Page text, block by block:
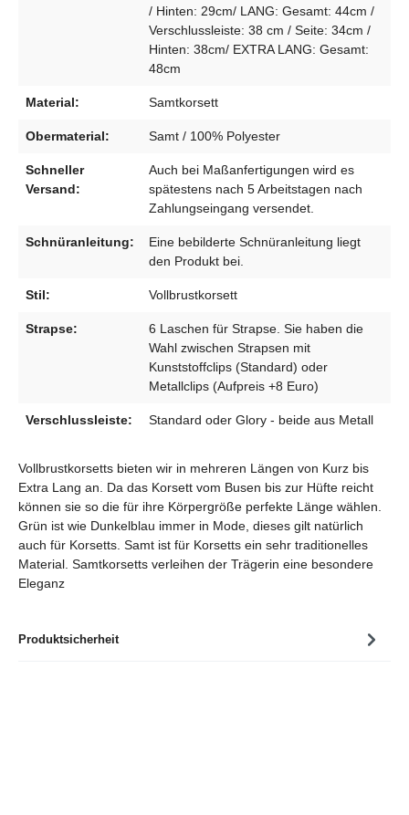
Produktsicherheit
/ Hinten: 29cm/ LANG: Gesamt: 44cm /
Verschlussleiste: 38 cm / Seite: 34cm /
Hinten: 38cm/ EXTRA LANG: Gesamt:
48cm
Material: Samtkorsett
Obermaterial: Samt / 100% Polyester
Schneller
Versand:
Auch bei Maßanfertigungen wird es
spätestens nach 5 Arbeitstagen nach
Zahlungseingang versendet.
Schnüranleitung:
Eine bebilderte Schnüranleitung liegt
den Produkt bei.
Stil: Vollbrustkorsett
Strapse:
6 Laschen für Strapse. Sie haben die
Wahl zwischen Strapsen mit
Kunststoffclips (Standard) oder
Metallclips (Aufpreis +8 Euro)
Verschlussleiste: Standard oder Glory - beide aus Metall
Vollbrustkorsetts bieten wir in mehreren Längen von Kurz bis
Extra Lang an. Da das Korsett vom Busen bis zur Hüfte reicht
können sie so die für ihre Körpergröße perfekte Länge wählen.
Grün ist wie Dunkelblau immer in Mode, dieses gilt natürlich
auch für Korsetts. Samt ist für Korsetts ein sehr traditionelles
Material. Samtkorsetts verleihen der Trägerin eine besondere
Eleganz